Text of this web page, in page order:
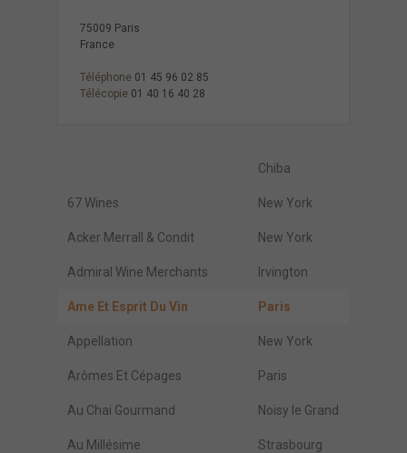
75009 Paris
France
Téléphone 01 45 96 02 85
Télécopie 01 40 16 40 28
Chiba
67 Wines New York
Acker Merrall & Condit New York
Admiral Wine Merchants Irvington
Ame Et Esprit Du Vin Paris
Appellation New York
Arômes Et Cépages Paris
Au Chai Gourmand Noisy le Grand
Au Millésime Strasbourg